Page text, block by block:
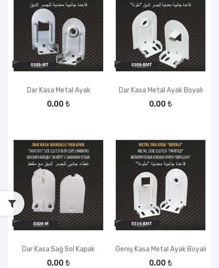
Dar Kasa Metal Ayak
0,00 ₺
Dar Kasa Metal Ayak Boyalı
0,00 ₺
Dar Kasa Sağ Sol Kapak
0,00 ₺
Geniş Kasa Metal Ayak Boyalı
0,00 ₺